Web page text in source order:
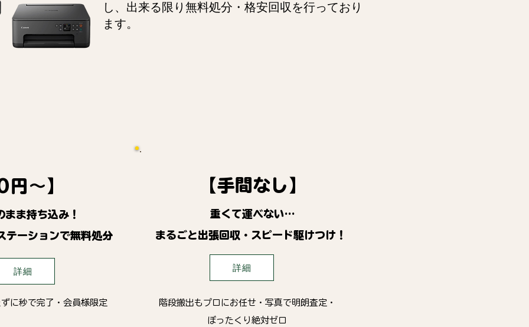
し、出来る限り無料処分・格安回収を行っており
ます。
円～】
まま持ち込み！
ーションで無料処分
詳細
に秒で完了・会員様限定
【手間なし】
重くて運べない…
まるごと出張回収・スピード駆けつけ！
詳細
階段搬出もプロにお任せ・写真で明朗査定・
ぼったくり絶対ゼロ